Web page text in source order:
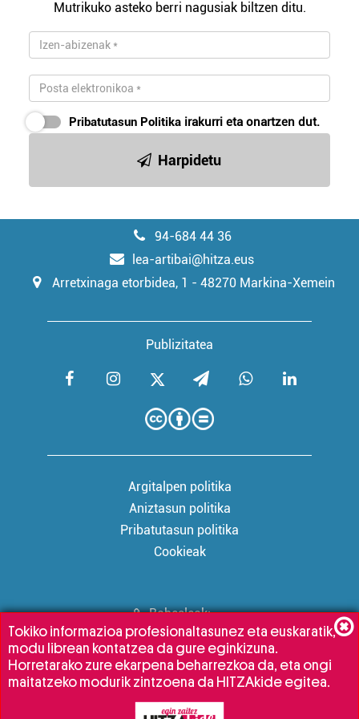
irakurriMutrikuko asteko berri nagusiak biltzen ditu.
Pribatutasun Politika irakurri eta onartzen dut.
Harpidetu
94-684 44 36
lea-artibai@hitza.eus
Arretxinaga etorbidea, 1 - 48270 Markina-Xemein
Publizitatea
Argitalpen politika
Aniztasun politika
Pribatutasun politika
Cookieak
Babesleak:
Tokiko informazioa profesionaltasunez eta euskaratik,
modu librean kontatzea da gure eginkizuna.
Horretarako zure ekarpena beharrezkoa da, eta ongi
maitatzeko modurik zintzoena da HITZAkide egitea.